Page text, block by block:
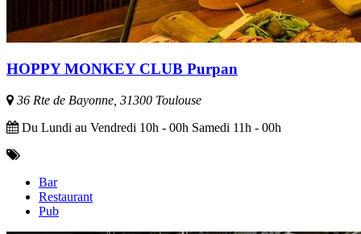
HOPPY MONKEY CLUB Purpan
36 Rte de Bayonne, 31300 Toulouse
Du Lundi au Vendredi 10h - 00h Samedi 11h - 00h
Bar
Restaurant
Pub